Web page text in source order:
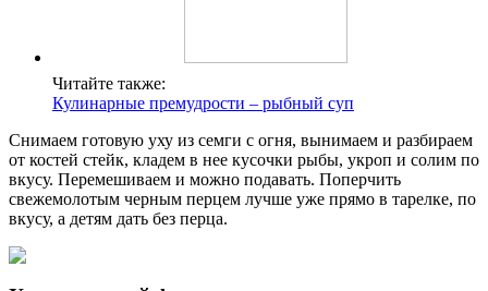
Читайте также:
Кулинарные премудрости – рыбный суп
Снимаем готовую уху из семги с огня, вынимаем и разбираем
от костей стейк, кладем в нее кусочки рыбы, укроп и солим по
вкусу. Перемешиваем и можно подавать. Поперчить
свежемолотым черным перцем лучше уже прямо в тарелке, по
вкусу, а детям дать без перца.